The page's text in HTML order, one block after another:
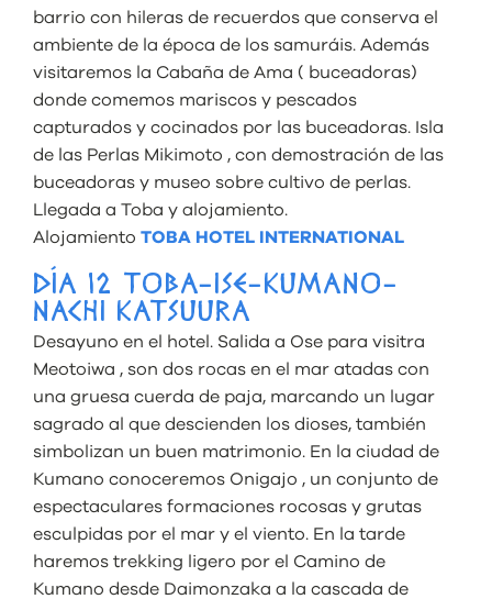
barrio con hileras de recuerdos que conserva el
ambiente de la época de los samuráis. Además
visitaremos la Cabaña de Ama ( buceadoras)
donde comemos mariscos y pescados
capturados y cocinados por las buceadoras. Isla
de las Perlas Mikimoto , con demostración de las
buceadoras y museo sobre cultivo de perlas.
Llegada a Toba y alojamiento.
Alojamiento TOBA HOTEL INTERNATIONAL
DÍA 12 TOBA-ISE-KUMANO-
NACHI KATSUURA
Desayuno en el hotel. Salida a Ose para visitra
Meotoiwa , son dos rocas en el mar atadas con
una gruesa cuerda de paja, marcando un lugar
sagrado al que descienden los dioses, también
simbolizan un buen matrimonio. En la ciudad de
Kumano conoceremos Onigajo , un conjunto de
espectaculares formaciones rocosas y grutas
esculpidas por el mar y el viento. En la tarde
haremos trekking ligero por el Camino de
Kumano desde Daimonzaka a la cascada de